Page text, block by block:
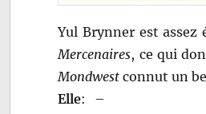
Yul Brynner est
Mercenaires, ce qui
Mondwest connut un
Elle:
–